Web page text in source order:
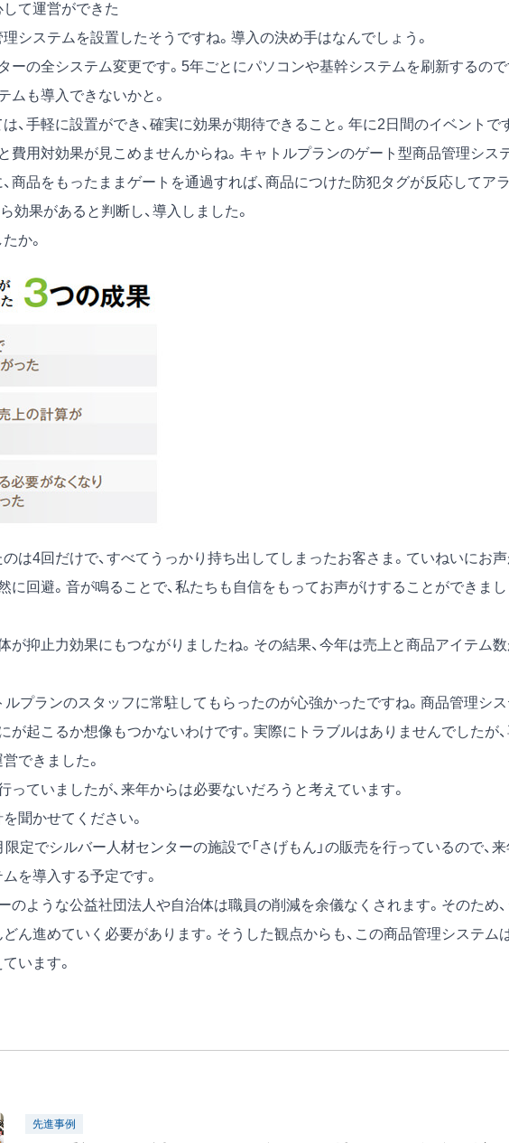
て運営ができた
システムを設置したそうですね。導入の決め手はなんでしょう。
ーの全システム変更です。5年ごとにパソコンや基幹システムを刷新するの
ムも導入できないかと。
、手軽に設置ができ、確実に効果が期待できること。年に2日間のイベントで
費用対効果が見こめませんからね。キャトルプランのゲート型商品管理シス
商品をもったままゲートを通過すれば、商品につけた防犯タグが反応してア
効果があると判断し、導入しました。
か。
は4回だけで、すべてうっかり持ち出してしまったお客さま。ていねいにお
に回避。音が鳴ることで、私たちも自信をもってお声がけすることができまし
が抑止力効果にもつながりましたね。その結果、今年は売上と商品アイテム
ルプランのスタッフに常駐してもらったのが心強かったですね。商品管理シ
が起こるか想像もつかないわけです。実際にトラブルはありませんでしたが
できました。
ていましたが、来年からは必要ないだろうと考えています。
聞かせてください。
定でシルバー人材センターの施設で「さげもん」の販売を行っているので、
を導入する予定です。
のような公益社団法人や自治体は職員の削減を余儀なくされます。そのため
ん進めていく必要があります。そうした観点からも、この商品管理システム
います。
先進事例